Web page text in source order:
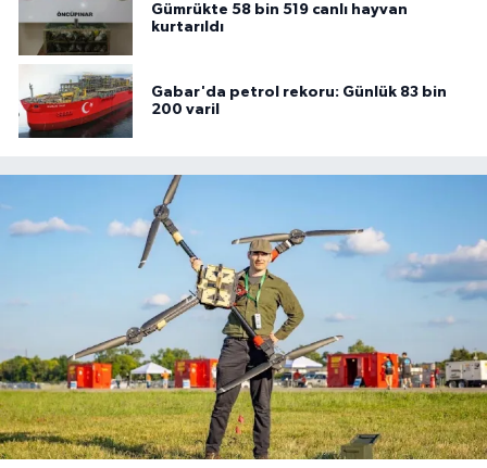
Gümrükte 58 bin 519 canlı hayvan
kurtarıldı
Gabar'da petrol rekoru: Günlük 83 bin
200 varil